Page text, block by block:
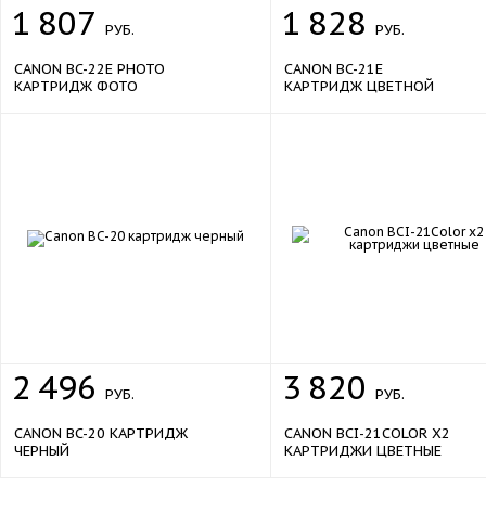
1 807 РУБ.
CANON BC-22E PHOTO
КАРТРИДЖ ФОТО
1 828 РУБ.
CANON BC-21E
КАРТРИДЖ ЦВЕТНОЙ
2 496 РУБ.
CANON BC-20 КАРТРИДЖ
ЧЕРНЫЙ
3 820 РУБ.
CANON BCI-21COLOR X2
КАРТРИДЖИ ЦВЕТНЫЕ